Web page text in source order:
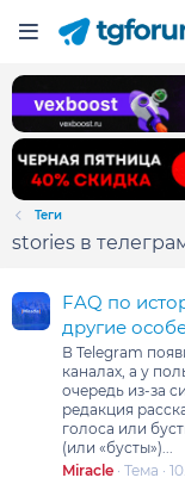
Теги
stories в
FAQ по
другие
В Telegram
каналах, а у
очередь из-за
редакция
голоса или
(или «бусты»)...
Miracle Тема